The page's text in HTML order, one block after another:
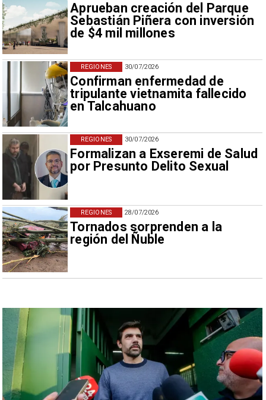
Aprueban creación del Parque
Sebastián Piñera con inversión
de $4 mil millones
30/07/2026
Confirman enfermedad de
tripulante vietnamita fallecido
en Talcahuano
REGIONES
30/07/2026
Formalizan a Exseremi de Salud
por Presunto Delito Sexual
REGIONES
28/07/2026
Tornados sorprenden a la
región del Ñuble
REGIONES